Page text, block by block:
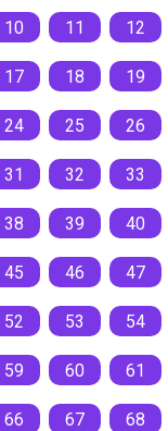
10 11 12
17 18 19
24 25 26
31 32 33
38 39 40
45 46 47
52 53 54
59 60 61
66 67 68